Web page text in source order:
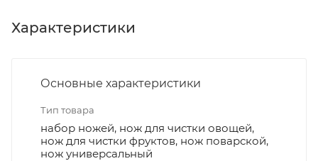
Характеристики
Основные характеристики
Тип товара
набор ножей, нож для чистки овощей,
нож для чистки фруктов, нож поварской,
нож универсальный